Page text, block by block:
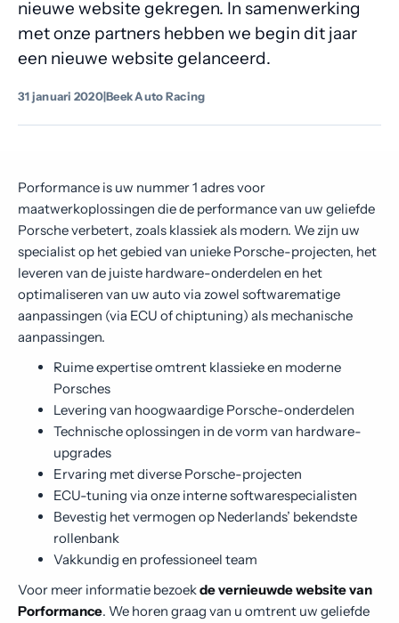
Contact
nieuwe website gekregen. In samenwerking
met onze partners hebben we begin dit jaar
een nieuwe website gelanceerd.
31 januari 2020|Beek Auto Racing
Porformance is uw nummer 1 adres voor
maatwerkoplossingen die de performance van uw geliefde
Porsche verbetert, zoals klassiek als modern. We zijn uw
specialist op het gebied van unieke Porsche-projecten, het
leveren van de juiste hardware-onderdelen en het
optimaliseren van uw auto via zowel softwarematige
aanpassingen (via ECU of chiptuning) als mechanische
aanpassingen.
Ruime expertise omtrent klassieke en moderne
Porsches
Levering van hoogwaardige Porsche-onderdelen
Technische oplossingen in de vorm van hardware-
upgrades
Ervaring met diverse Porsche-projecten
ECU-tuning via onze interne softwarespecialisten
Bevestig het vermogen op Nederlands’ bekendste
rollenbank
Vakkundig en professioneel team
Voor meer informatie bezoekde vernieuwde website van
Porformance. We horen graag van u omtrent uw geliefde